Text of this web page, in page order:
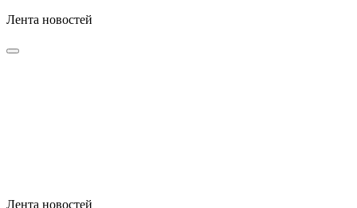
Лента новостей
Лента новостей